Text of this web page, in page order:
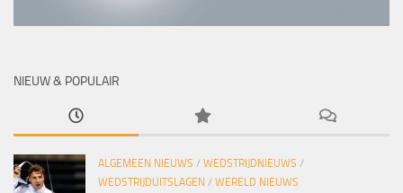
NIEUW & POPULAIR
ALGEMEEN NIEUWS / WEDSTRIJDNIEUWS /
WEDSTRIJDUITSLAGEN / WERELD NIEUWS